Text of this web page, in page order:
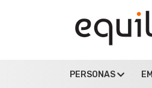
PERSONAS